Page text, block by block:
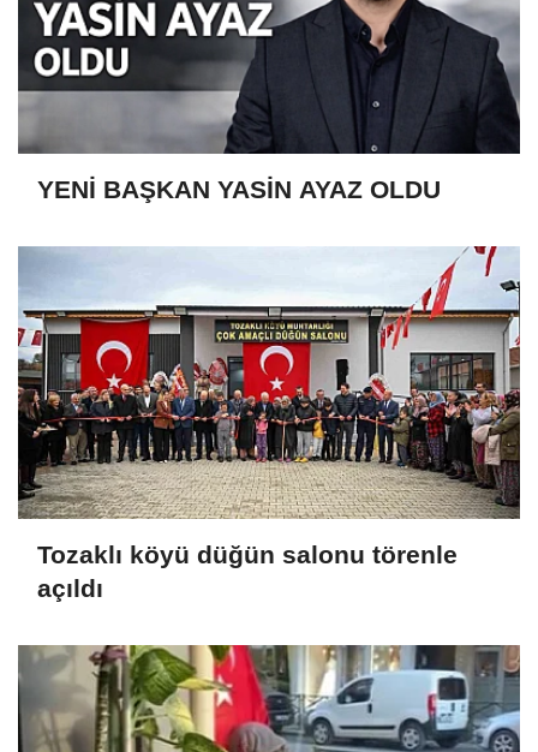
YENİ BAŞKAN YASİN AYAZ OLDU
Tozaklı köyü düğün salonu törenle
açıldı